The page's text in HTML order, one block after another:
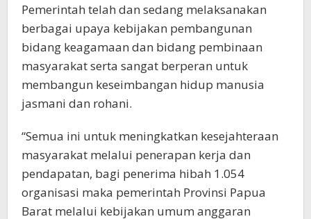
Pemerintah telah dan sedang melaksanakan
berbagai upaya kebijakan pembangunan
bidang keagamaan dan bidang pembinaan
masyarakat serta sangat berperan untuk
membangun keseimbangan hidup manusia
jasmani dan rohani.
“Semua ini untuk meningkatkan kesejahteraan
masyarakat melalui penerapan kerja dan
pendapatan, bagi penerima hibah 1.054
organisasi maka pemerintah Provinsi Papua
Barat melalui kebijakan umum anggaran